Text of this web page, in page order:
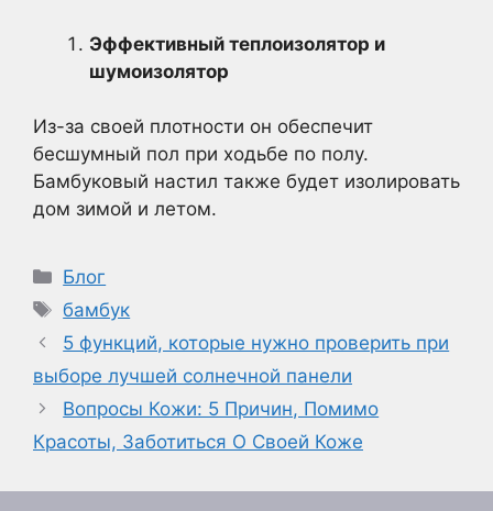
Эффективный теплоизолятор и
шумоизолятор
Из-за своей плотности он обеспечит
бесшумный пол при ходьбе по полу.
Бамбуковый настил также будет изолировать
дом зимой и летом.
Рубрики
Блог
Метки
бамбук
5 функций, которые нужно проверить при
выборе лучшей солнечной панели
Вопросы Кожи: 5 Причин, Помимо
Красоты, Заботиться О Своей Коже